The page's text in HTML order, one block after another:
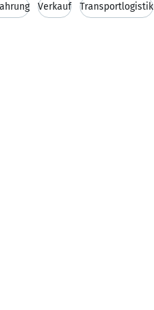
Verkauf Transportlogistik